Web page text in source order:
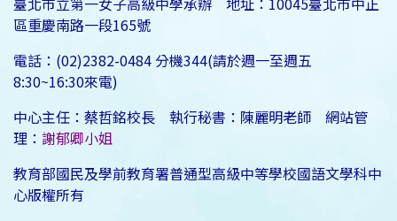
區重慶南路一段165號
電話：(02)2382-0484 分機344(請於週一至週五
8:30~16:30來電)
中心主任：蔡哲銘校長 執行秘書：陳麗明老師 網站管
理： 謝郁卿小姐
教育部國民及學前教育署普通型高級中等學校國語文學科中
心版權所有